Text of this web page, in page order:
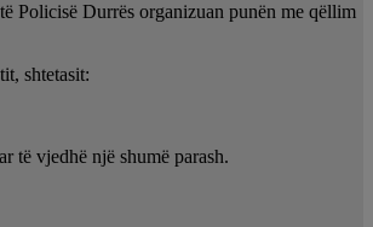
Policisë Durrës organizuan punën me qëllim
shtetasit:
të vjedhë një shumë parash.